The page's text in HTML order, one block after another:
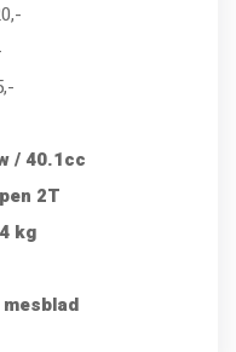
/ 40.1cc
2T
kg